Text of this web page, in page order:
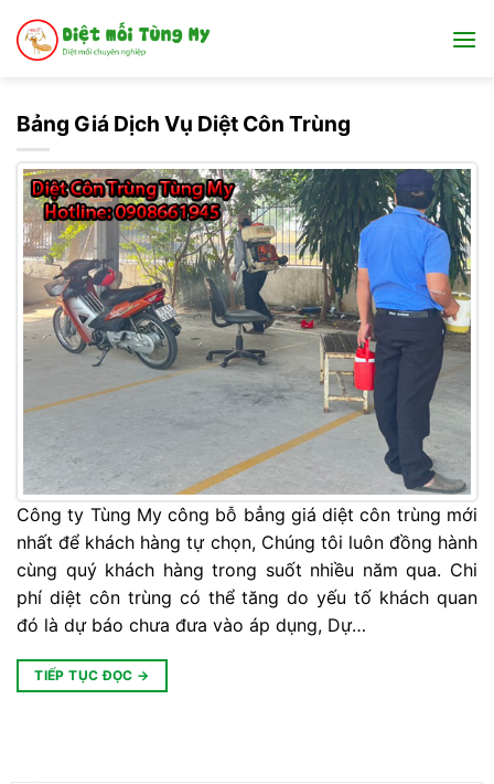
qua
Bảng Giá Dịch Vụ Diệt Côn Trùng
Công ty Tùng My công bỗ bẳng giá diệt côn trùng mới
nhất để khách hàng tự chọn, Chúng tôi luôn đồng hành
cùng quý khách hàng trong suốt nhiều năm qua. Chi
phí diệt côn trùng có thể tăng do yếu tố khách quan
đó là dự báo chưa đưa vào áp dụng, Dự…
TIẾP TỤC ĐỌC →